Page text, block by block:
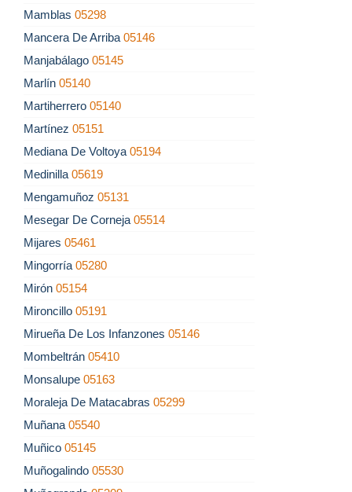
Mamblas 05298
Mancera De Arriba 05146
Manjabálago 05145
Marlín 05140
Martiherrero 05140
Martínez 05151
Mediana De Voltoya 05194
Medinilla 05619
Mengamuñoz 05131
Mesegar De Corneja 05514
Mijares 05461
Mingorría 05280
Mirón 05154
Mironcillo 05191
Mirueña De Los Infanzones 05146
Mombeltrán 05410
Monsalupe 05163
Moraleja De Matacabras 05299
Muñana 05540
Muñico 05145
Muñogalindo 05530